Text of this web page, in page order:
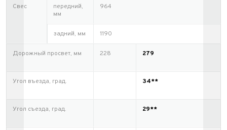
Свес
передний,
мм
964
задний, мм 1190
Дорожный просвет, мм 228 279
Угол въезда, град. 34**
Угол съезда, град. 29**